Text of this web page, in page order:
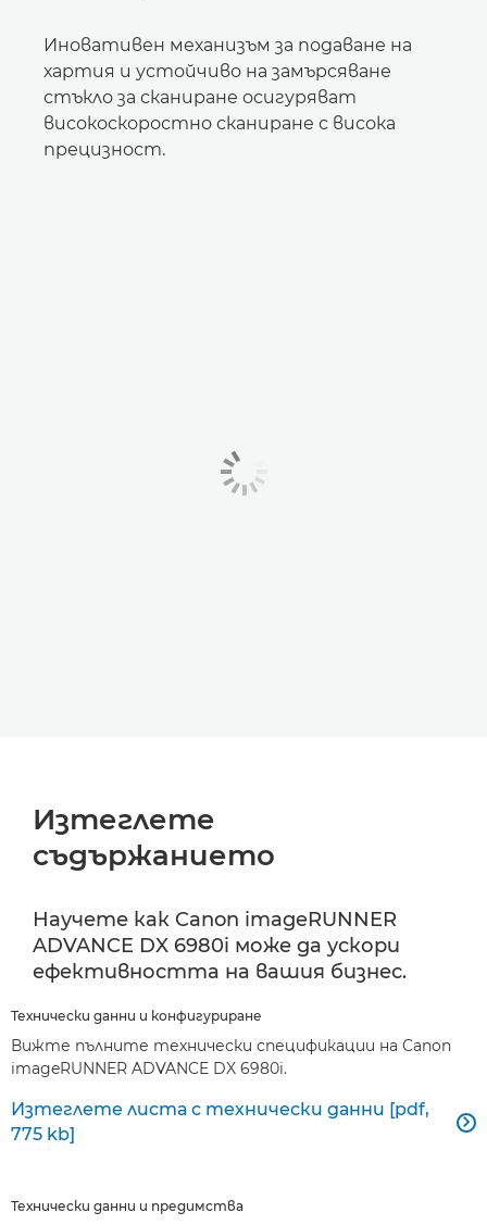
Иновативен механизъм за подаване на
хартия и устойчиво на замърсяване
стъкло за сканиране осигуряват
високоскоростно сканиране с висока
прецизност.
Изтеглете
съдържанието
Научете как Canon imageRUNNER
ADVANCE DX 6980i може да ускори
ефективността на вашия бизнес.
Технически данни и конфигуриране
Вижте пълните технически спецификации на Canon
imageRUNNER ADVANCE DX 6980i.
Изтеглете листа с технически данни [pdf,
775 kb]

Технически данни и предимства